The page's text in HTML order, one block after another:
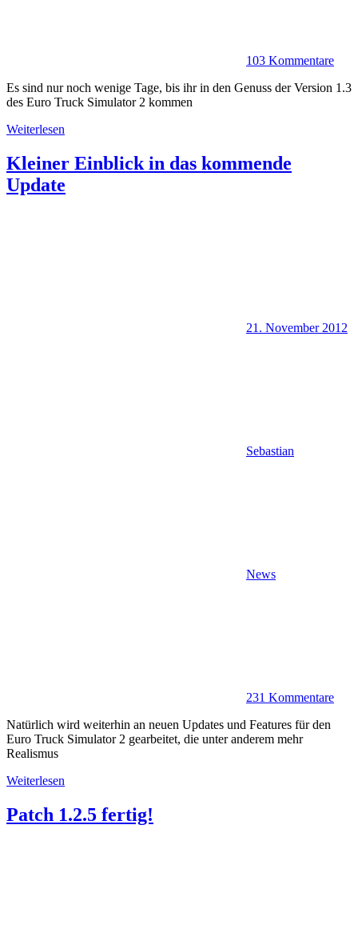
103 Kommentare
Es sind nur noch wenige Tage, bis ihr in den Genuss der Version 1.3
des Euro Truck Simulator 2 kommen
Weiterlesen
Kleiner Einblick in das kommende
Update
21. November 2012
Sebastian
News
231 Kommentare
Natürlich wird weiterhin an neuen Updates und Features für den
Euro Truck Simulator 2 gearbeitet, die unter anderem mehr
Realismus
Weiterlesen
Patch 1.2.5 fertig!